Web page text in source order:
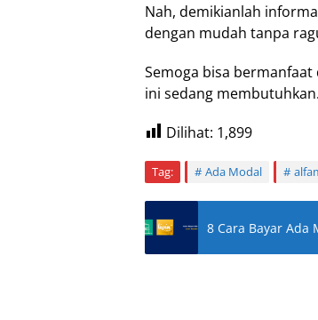
Nah, demikianlah
dengan mudah tanpa
Semoga bisa
ini sedang membutuhkan.
Dilihat: 1,899
Tag: Ada Modal
8 Cara Bayar